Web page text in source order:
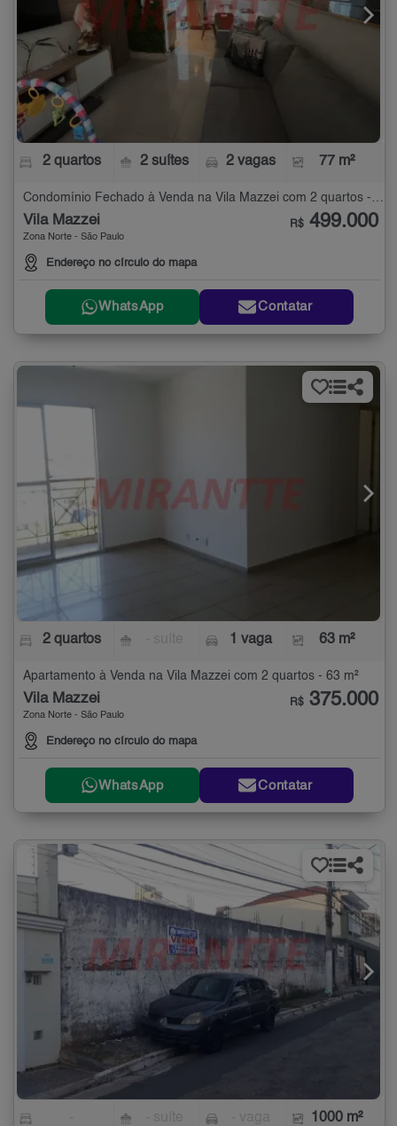
2 quartos 2 suítes 2 vagas 77 m²
Vila Mazzei
Zona Norte - São Paulo
Endereço no círculo do mapa
R$ 499.000
WhatsApp Contatar
2 quartos 1 vaga 63 m²
Apartamento à Venda na Vila Mazzei com 2 quartos - 63 m²
Vila Mazzei
Zona Norte - São Paulo
Endereço no círculo do mapa
R$ 375.000
WhatsApp Contatar
1000 m²